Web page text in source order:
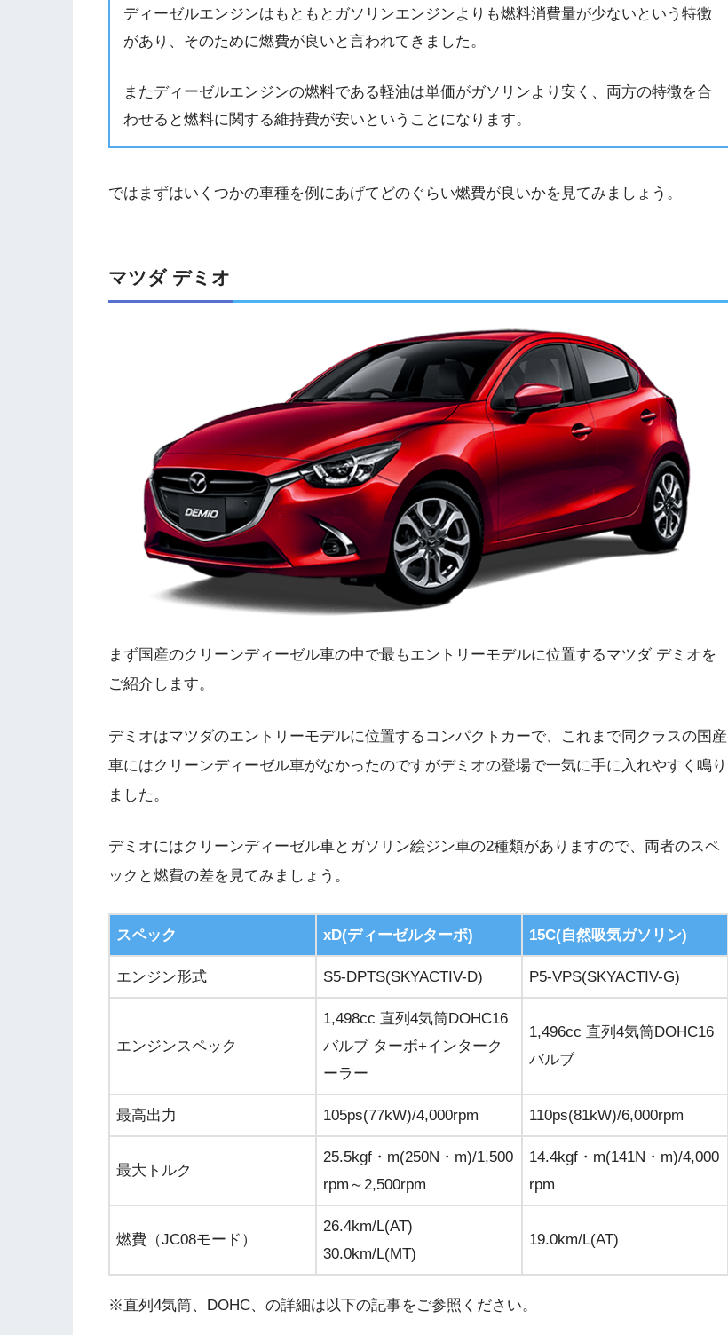
ディーゼルエンジンはもともとガソリンエンジンよりも燃料消費量が少ないという特徴
があり、そのために燃費が良いと言われてきました。
またディーゼルエンジンの燃料である軽油は単価がガソリンより安く、両方の特徴を合
わせると燃料に関する維持費が安いということになります。
ではまずはいくつかの車種を例にあげてどのぐらい燃費が良いかを見てみましょう。
マツダ デミオ
まず国産のクリーンディーゼル車の中で最もエントリーモデルに位置するマツダ デミオを
ご紹介します。
デミオはマツダのエントリーモデルに位置するコンパクトカーで、これまで同クラスの国産
車にはクリーンディーゼル車がなかったのですがデミオの登場で一気に手に入れやすく鳴り
ました。
デミオにはクリーンディーゼル車とガソリン絵ジン車の2種類がありますので、両者のスペ
ックと燃費の差を見てみましょう。
スペック xD(ディーゼルターボ) 15C(自然吸気ガソリン)
エンジン形式 S5-DPTS(SKYACTIV-D) P5-VPS(SKYACTIV-G)
エンジンスペック
1,498cc 直列4気筒DOHC16
バルブ ターボ+インターク
ーラー
1,496cc 直列4気筒DOHC16
バルブ
最高出力 105ps(77kW)/4,000rpm 110ps(81kW)/6,000rpm
最大トルク
25.5kgf・m(250N・m)/1,500
rpm～2,500rpm
14.4kgf・m(141N・m)/4,000
rpm
燃費（JC08モード）
26.4km/L(AT)
30.0km/L(MT)
19.0km/L(AT)
※直列4気筒、DOHC、の詳細は以下の記事をご参照ください。